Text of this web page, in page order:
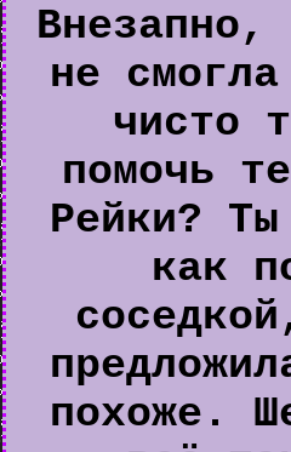
не
чисто
помочь
Рейки?
как
похоже.